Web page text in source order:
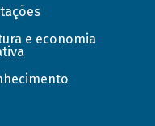
e economia